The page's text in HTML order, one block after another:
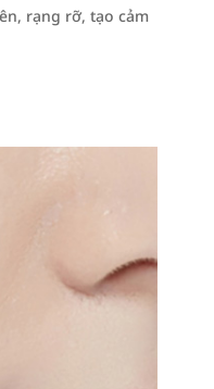
rạng rỡ, tạo cảm